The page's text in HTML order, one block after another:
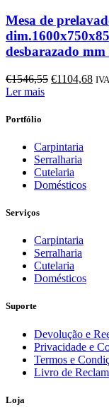
Mesa de
desbarazado
€1546,55 O
€1104,68O
Ler mais
Portfólio
Carpintaria
Serralharia
Cutelaria
Domésticos
Serviços
Carpintaria
Serralharia
Cutelaria
Domésticos
Suporte
Devolução e
Privacidade e
Termos e
Livro de
Loja